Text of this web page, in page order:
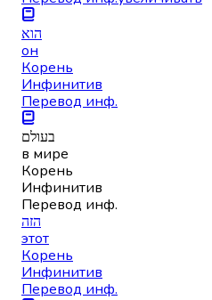
הוא
он
Корень
Инфинитив
Перевод инф.
בעולם
в мире
Корень
Инфинитив
Перевод инф.
הזה
этот
Корень
Инфинитив
Перевод инф.